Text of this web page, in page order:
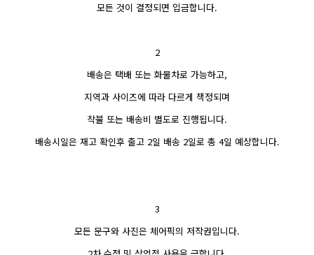
모든 것이 결정되면 입금합니다.
2
배송은 택배 또는 화물차로 가능하고,
지역과 사이즈에 따라 다르게 책정되며
착불 또는 배송비 별도로 진행됩니다.
배송시일은 재고 확인후 출고 2일 배송 2일로 총 4일 예상합니다.
3
모든 문구와 사진은 체어픽의 저작권입니다.